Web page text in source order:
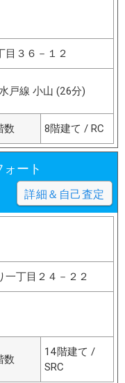
目３６－１２
戸線 小山 (26分)
数 8階建て / RC
ート
詳細＆自己査定
一丁目２４－２２
数
14階建て /
SRC